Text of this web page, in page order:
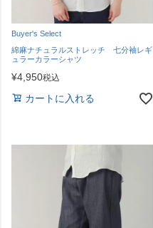
Buyer's Select
綿麻ナチュラルストレッチ 七分袖レギ
ュラーカラーシャツ
¥4,950税込
カートに入れる